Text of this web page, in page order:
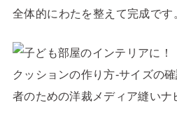
全体的にわたを整えて完成です